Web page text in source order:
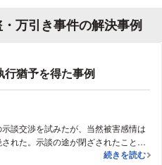
万引き事件の解決事例
行猶予を得た事例
談交渉を試みたが、当然被害感情は
れた。示談の途が閉ざされたこと
固めた。単身生活だったが、起訴後
実刑濃厚の覚
続きを読む